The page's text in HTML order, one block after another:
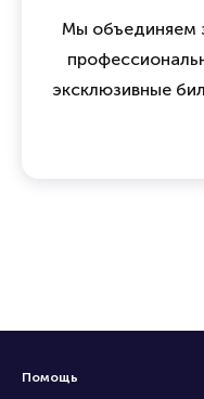
Мы объединяем
эксклюзивные
Помощь